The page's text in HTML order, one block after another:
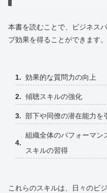
本書を読むことで、ビジネス
プ効果を得ることができます。
効果的な質問力の向上
傾聴スキルの強化
部下や同僚の潜在能力を
組織全体のパフォーマン
スキルの習得
これらのスキルは、日々のビ